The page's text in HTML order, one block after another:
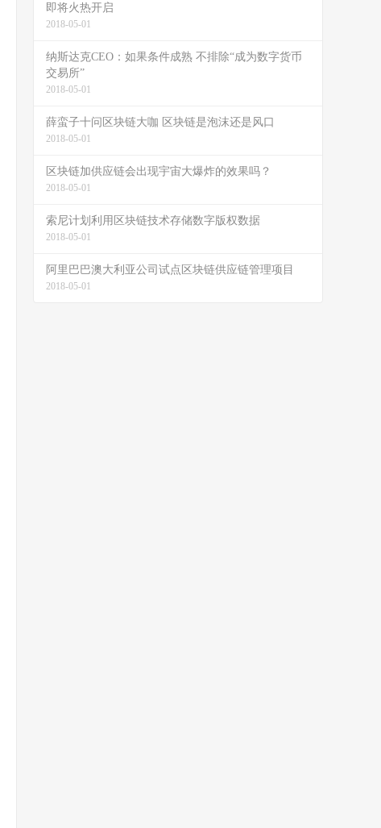
即将火热开启
2018-05-01
纳斯达克CEO：如果条件成熟 不排除“成为数字货币
交易所”
2018-05-01
薛蛮子十问区块链大咖 区块链是泡沫还是风口
2018-05-01
区块链加供应链会出现宇宙大爆炸的效果吗？
2018-05-01
索尼计划利用区块链技术存储数字版权数据
2018-05-01
阿里巴巴澳大利亚公司试点区块链供应链管理项目
2018-05-01